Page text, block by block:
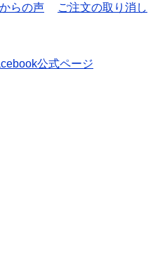
らの声 ご注文の取り消し
公式ページ